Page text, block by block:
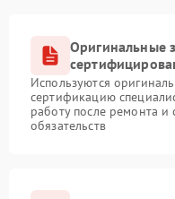
Оригинальные
Используются
сертификацию
работу после ремонта
обязательств